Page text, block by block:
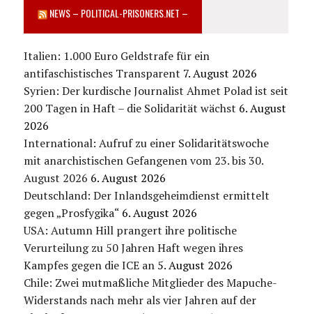
NEWS – POLITICAL-PRISONERS.NET –
Italien: 1.000 Euro Geldstrafe für ein
antifaschistisches Transparent 7. August 2026
Syrien: Der kurdische Journalist Ahmet Polad ist seit
200 Tagen in Haft – die Solidarität wächst 6. August
2026
International: Aufruf zu einer Solidaritätswoche
mit anarchistischen Gefangenen vom 23. bis 30.
August 2026 6. August 2026
Deutschland: Der Inlandsgeheimdienst ermittelt
gegen „Prosfygika“ 6. August 2026
USA: Autumn Hill prangert ihre politische
Verurteilung zu 50 Jahren Haft wegen ihres
Kampfes gegen die ICE an 5. August 2026
Chile: Zwei mutmaßliche Mitglieder des Mapuche-
Widerstands nach mehr als vier Jahren auf der